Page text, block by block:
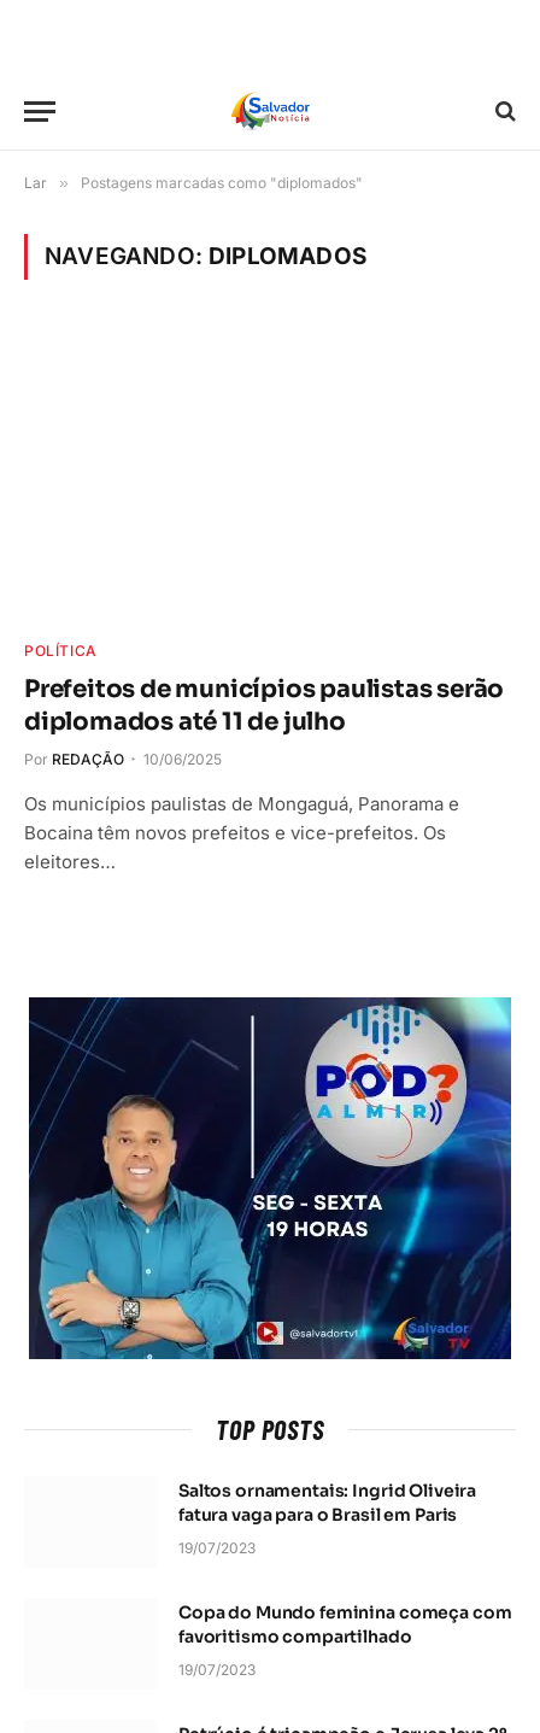
Lar » Postagens marcadas como "diplomados"
NAVEGANDO: DIPLOMADOS
POLÍTICA
Prefeitos de municípios paulistas serão
diplomados até 11 de julho
Por REDAÇÃO 10/06/2025
Os municípios paulistas de Mongaguá, Panorama e
Bocaina têm novos prefeitos e vice-prefeitos. Os
eleitores…
TOP POSTS
Saltos ornamentais: Ingrid Oliveira
fatura vaga para o Brasil em Paris
19/07/2023
Copa do Mundo feminina começa com
favoritismo compartilhado
19/07/2023